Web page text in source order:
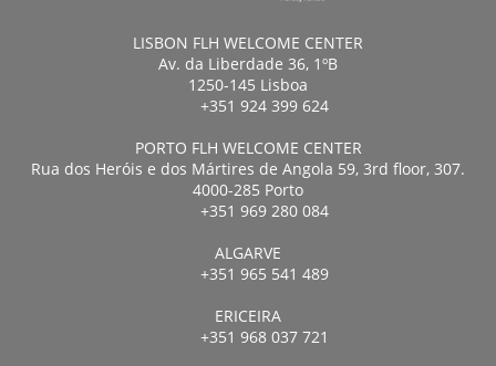
LISBON FLH WELCOME CENTER
Av. da Liberdade 36, 1ºB
1250-145 Lisboa
+351 924 399 624
PORTO FLH WELCOME CENTER
Rua dos Heróis e dos Mártires de Angola 59, 3rd floor, 307.
4000-285 Porto
+351 969 280 084
ALGARVE
+351 965 541 489
ERICEIRA
+351 968 037 721